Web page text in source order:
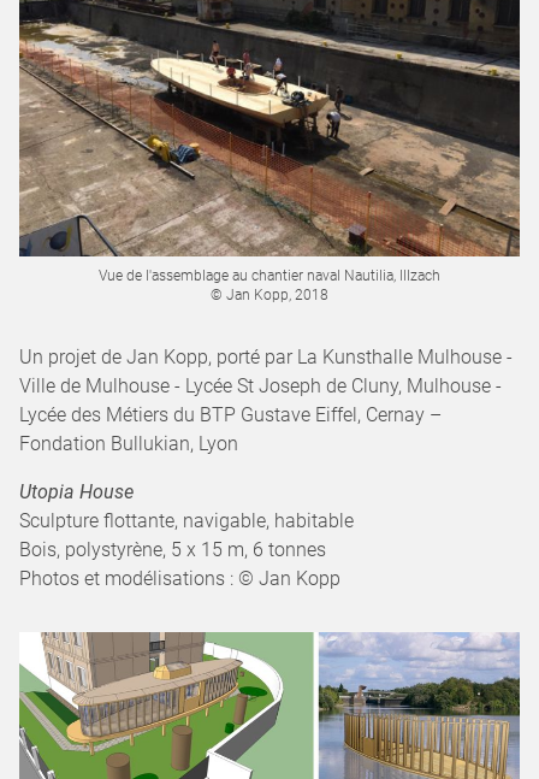
Vue de l'assemblage au chantier naval Nautilia, Illzach
© Jan Kopp, 2018
Un projet de Jan Kopp, porté par La Kunsthalle Mulhouse -
Ville de Mulhouse - Lycée St Joseph de Cluny, Mulhouse -
Lycée des Métiers du BTP Gustave Eiffel, Cernay –
Fondation Bullukian, Lyon
Utopia House
Sculpture flottante, navigable, habitable
Bois, polystyrène, 5 x 15 m, 6 tonnes
Photos et modélisations : © Jan Kopp